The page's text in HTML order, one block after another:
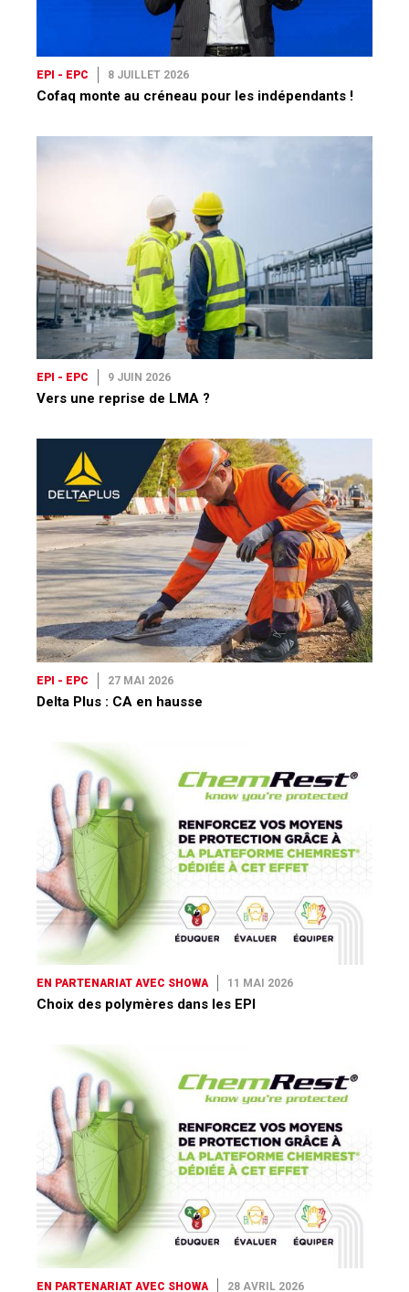
EPI - EPC 8 JUILLET 2026
Cofaq monte au créneau pour les indépendants !
EPI - EPC 9 JUIN 2026
Vers une reprise de LMA ?
EPI - EPC 27 MAI 2026
Delta Plus : CA en hausse
EN PARTENARIAT AVEC SHOWA 11 MAI 2026
Choix des polymères dans les EPI
EN PARTENARIAT AVEC SHOWA 28 AVRIL 2026